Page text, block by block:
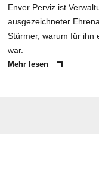
Enver Perviz ist
ausgezeichneter
Stürmer, warum für ihn
war.
Mehr lesen